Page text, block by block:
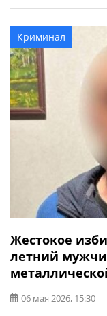
ГУНП в
произошло в
установили
районного
нашел
Криминал
Жестокое
летний
06 мая 2026, 15:30